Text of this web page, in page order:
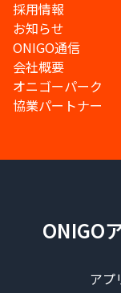
採用情報
お知らせ
ONIGO通信
会社概要
オニゴーパーク
協業パートナー
ONIGO
アプ